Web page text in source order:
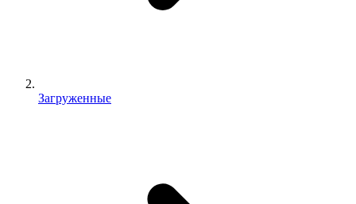
Загруженные